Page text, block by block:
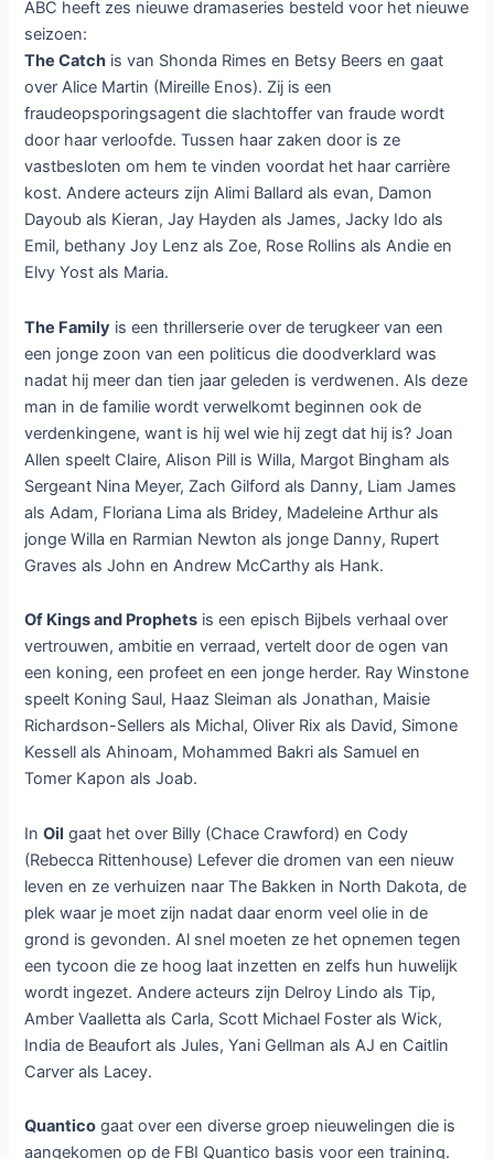
ABC heeft zes nieuwe dramaseries besteld voor het nieuwe
seizoen:
The Catch is van Shonda Rimes en Betsy Beers en gaat
over Alice Martin (Mireille Enos). Zij is een
fraudeopsporingsagent die slachtoffer van fraude wordt
door haar verloofde. Tussen haar zaken door is ze
vastbesloten om hem te vinden voordat het haar carrière
kost. Andere acteurs zijn Alimi Ballard als evan, Damon
Dayoub als Kieran, Jay Hayden als James, Jacky Ido als
Emil, bethany Joy Lenz als Zoe, Rose Rollins als Andie en
Elvy Yost als Maria.
The Family is een thrillerserie over de terugkeer van een
een jonge zoon van een politicus die doodverklard was
nadat hij meer dan tien jaar geleden is verdwenen. Als deze
man in de familie wordt verwelkomt beginnen ook de
verdenkingene, want is hij wel wie hij zegt dat hij is? Joan
Allen speelt Claire, Alison Pill is Willa, Margot Bingham als
Sergeant Nina Meyer, Zach Gilford als Danny, Liam James
als Adam, Floriana Lima als Bridey, Madeleine Arthur als
jonge Willa en Rarmian Newton als jonge Danny, Rupert
Graves als John en Andrew McCarthy als Hank.
Of Kings and Prophets is een episch Bijbels verhaal over
vertrouwen, ambitie en verraad, vertelt door de ogen van
een koning, een profeet en een jonge herder. Ray Winstone
speelt Koning Saul, Haaz Sleiman als Jonathan, Maisie
Richardson-Sellers als Michal, Oliver Rix als David, Simone
Kessell als Ahinoam, Mohammed Bakri als Samuel en
Tomer Kapon als Joab.
InOil gaat het over Billy (Chace Crawford) en Cody
(Rebecca Rittenhouse) Lefever die dromen van een nieuw
leven en ze verhuizen naar The Bakken in North Dakota, de
plek waar je moet zijn nadat daar enorm veel olie in de
grond is gevonden. Al snel moeten ze het opnemen tegen
een tycoon die ze hoog laat inzetten en zelfs hun huwelijk
wordt ingezet. Andere acteurs zijn Delroy Lindo als Tip,
Amber Vaalletta als Carla, Scott Michael Foster als Wick,
India de Beaufort als Jules, Yani Gellman als AJ en Caitlin
Carver als Lacey.
Quantico gaat over een diverse groep nieuwelingen die is
aangekomen op de FBI Quantico basis voor een training.